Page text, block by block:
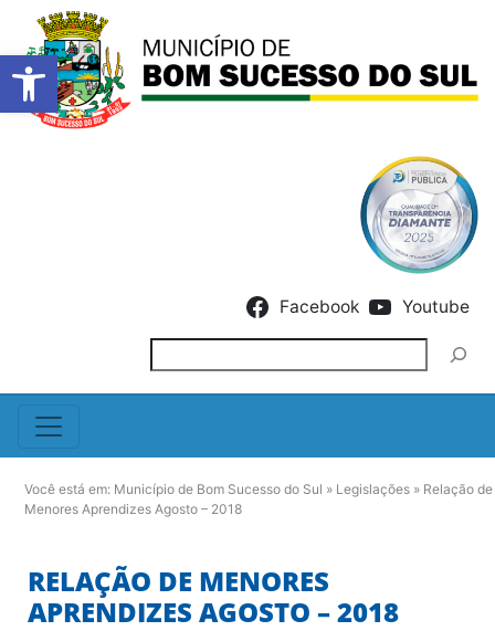
Barra de Ferramentas
Facebook Youtube
Você está em: Município de Bom Sucesso do Sul » Legislações » Relação de
Menores Aprendizes Agosto – 2018
RELAÇÃO DE MENORES
APRENDIZES AGOSTO – 2018